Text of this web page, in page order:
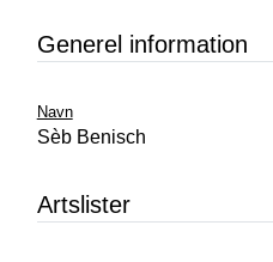
Generel information
Navn
Sèb Benisch
Artslister